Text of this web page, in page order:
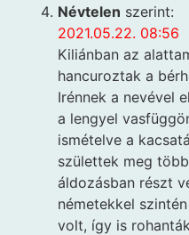
Névtelen szerint:
2021.05.22. 08:56
Kiliánban az
hancuroztak a
Irénnek a nevével
a lengyel
ismételve a
születtek meg
áldozásban részt
németekkel
volt, így is